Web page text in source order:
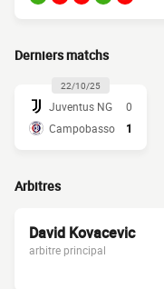
Derniers matchs
22/10/25
Juventus NG
0
Campobasso
1
Arbitres
David Kovacevic
arbitre principal